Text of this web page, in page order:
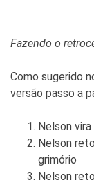
Fazendo o
Como sugerido
versão passo a
Nelson
Nelson
grimório
Nelson